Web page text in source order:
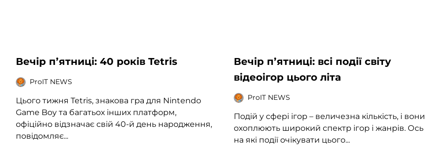
Вечір пʼятниці: 40 років Tetris
ProIT NEWS
Цього тижня Tetris, знакова гра для Nintendo
Game Boy та багатьох інших платформ,
офіційно відзначає свій 40-й день народження,
повідомляє...
Вечір пʼятниці: всі події світу
відеоігор цього літа
ProIT NEWS
Подій у сфері ігор – величезна кількість, і вони
охоплюють широкий спектр ігор і жанрів. Ось
на які події очікувати цього...